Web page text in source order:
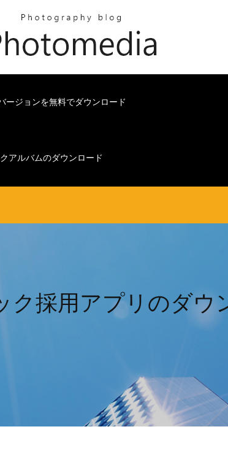
ージョンを無料でダウンロード
アルバムのダウンロード
ク採用アプリのダウ